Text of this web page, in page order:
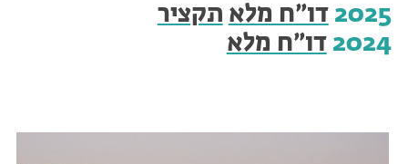
2025 דו״ח מלא תקציר
2024 דו״ח מלא